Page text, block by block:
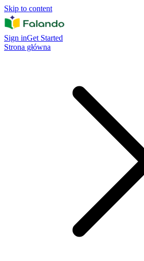
Skip to content
Sign inGet Started
Strona główna